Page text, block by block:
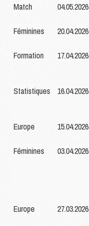
Match
04.05.2026
Féminines
20.04.2026
Formation
17.04.2026
Statistiques
16.04.2026
Europe
15.04.2026
Féminines
03.04.2026
Europe
27.03.2026